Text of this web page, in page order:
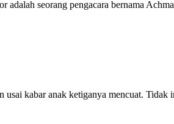
adalah seorang pengacara bernama
usai kabar anak ketiganya mencuat.